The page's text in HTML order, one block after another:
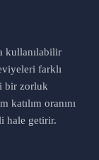
kullanılabilir
farklı
bir zorluk
katılım oranını
hale getirir.